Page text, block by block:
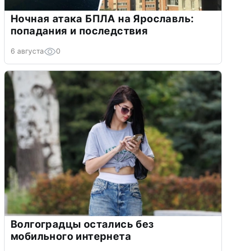
Ночная атака БПЛА на Ярославль:
попадания и последствия
6 августа 0
Волгоградцы остались без
мобильного интернета